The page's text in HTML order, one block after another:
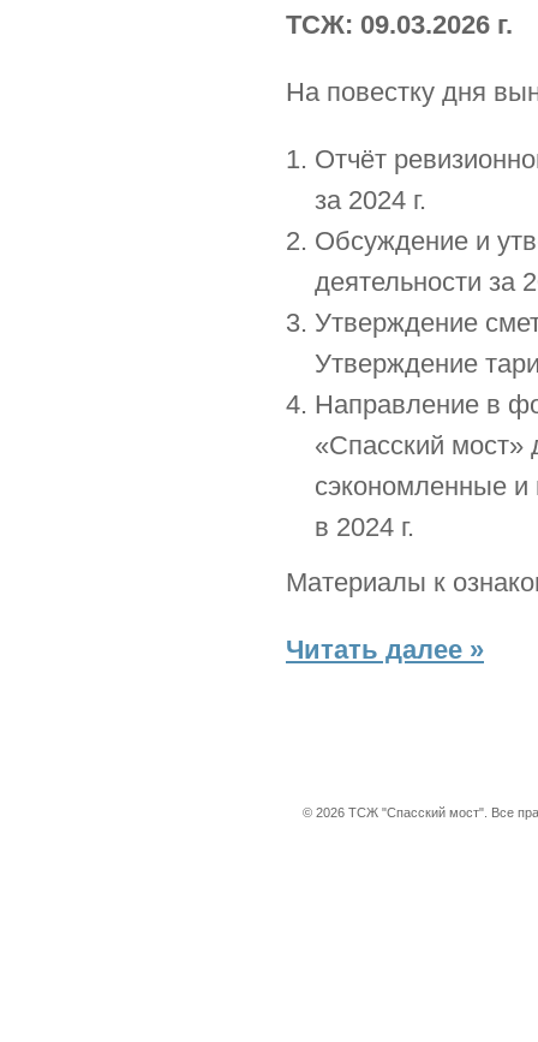
ТСЖ: 09.03.2026 г.
На повестку дня
Отчёт
за 2024 г.
Обсуждение и
деятельности за
Утверждение
Утверждение
Направление в
«Спасский мост»
сэкономленные и
в 2024 г.
Материалы к
Читать далее »
© 2026 ТСЖ "Спасский мост". Все